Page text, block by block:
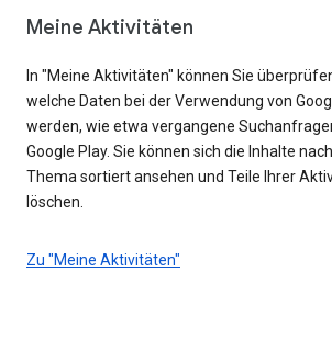
Meine Aktivitäten
In "Meine Aktivitäten" können Sie
welche Daten bei der Verwendung von
werden, wie etwa vergangene
Google Play. Sie können sich die Inhalte
Thema sortiert ansehen und Teile Ihrer
löschen.
Zu "Meine Aktivitäten"